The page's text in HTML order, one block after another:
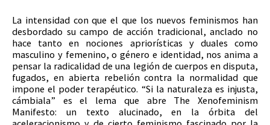
La intensidad con que el que los nuevos feminismos han
desbordado su campo de acción tradicional, anclado no
hace tanto en nociones apriorísticas y duales como
masculino y femenino, o género e identidad, nos anima a
pensar la radicalidad de una legión de cuerpos en disputa,
fugados, en abierta rebelión contra la normalidad que
impone el poder terapéutico. “Si la naturaleza es injusta,
cámbiala” es el lema que abre The Xenofeminism
Manifesto: un texto alucinado, en la órbita del